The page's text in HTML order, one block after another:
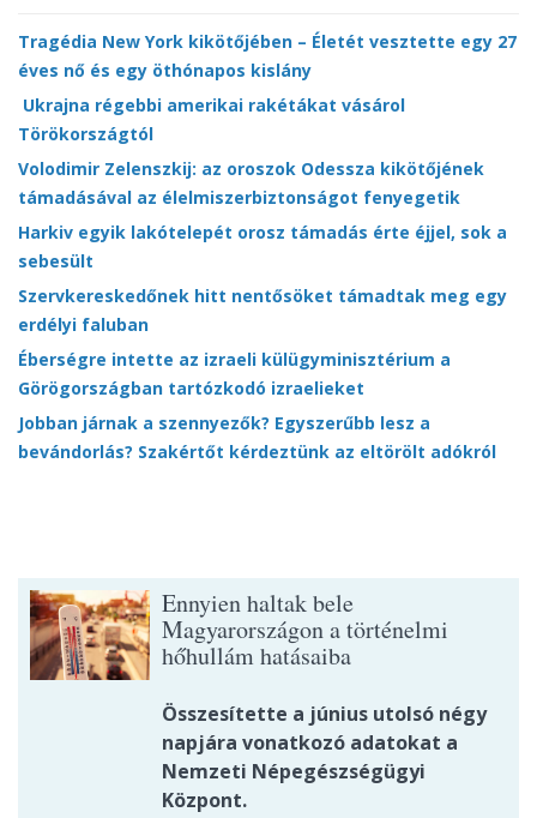
Tragédia New York kikötőjében – Életét vesztette egy 27
éves nő és egy öthónapos kislány
Ukrajna régebbi amerikai rakétákat vásárol
Törökországtól
Volodimir Zelenszkij: az oroszok Odessza kikötőjének
támadásával az élelmiszerbiztonságot fenyegetik
Harkiv egyik lakótelepét orosz támadás érte éjjel, sok a
sebesült
Szervkereskedőnek hitt nentősöket támadtak meg egy
erdélyi faluban
Éberségre intette az izraeli külügyminisztérium a
Görögországban tartózkodó izraelieket
Jobban járnak a szennyezők? Egyszerűbb lesz a
bevándorlás? Szakértőt kérdeztünk az eltörölt adókról
Ennyien haltak bele
Magyarországon a történelmi
hőhullám hatásaiba
Összesítette a június utolsó négy
napjára vonatkozó adatokat a
Nemzeti Népegészségügyi
Központ.